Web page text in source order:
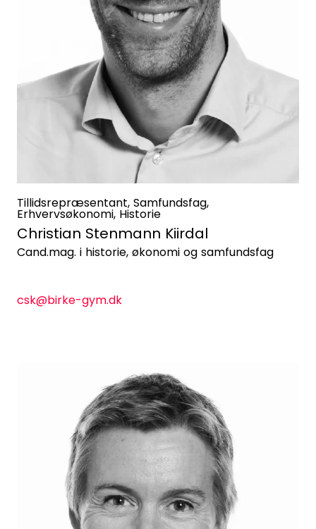
Tillidsrepræsentant, Samfundsfag,
Erhvervsøkonomi, Historie
Christian Stenmann Kiirdal
Cand.mag. i historie, økonomi og samfundsfag
csk@birke-gym.dk